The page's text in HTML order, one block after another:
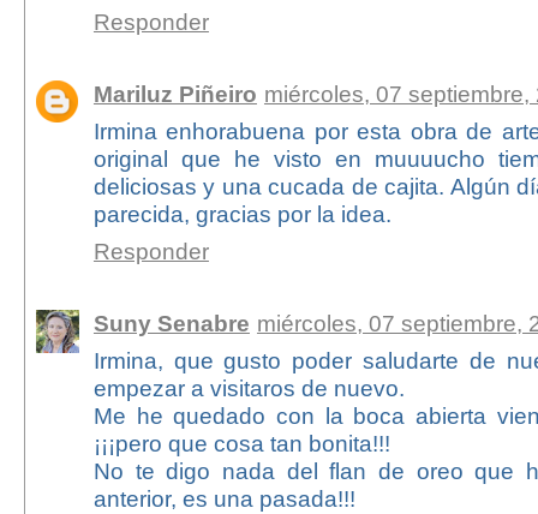
Responder
Mariluz Piñeiro miércoles, 07 septiembre,
Irmina enhorabuena por esta obra de
original que he visto en muuuucho
deliciosas y una cucada de cajita. Algún
parecida, gracias por la idea.
Responder
Suny Senabre miércoles, 07 septiembre,
Irmina, que gusto poder saludarte de
empezar a visitaros de nuevo.
Me he quedado con la boca abierta
¡¡¡pero que cosa tan bonita!!!
No te digo nada del flan de oreo que
anterior, es una pasada!!!